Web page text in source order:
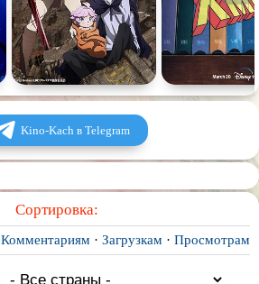
Kino-Kach в Telegram
Сортировка:
Комментариям · Загрузкам · Просмотрам